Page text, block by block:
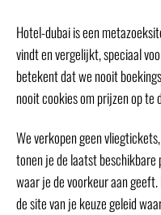
Hotel-dubai is een
vindt en vergelijkt, speciaal
betekent dat we nooit
nooit cookies om prijzen op te
We verkopen geen
tonen je de laatst beschikbare
waar je de voorkeur aan
de site van je keuze geleid